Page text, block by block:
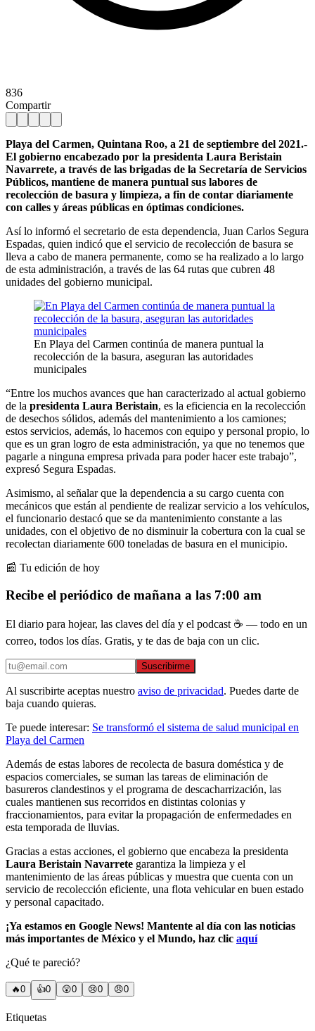
836
Compartir
Playa del Carmen, Quintana Roo, a 21 de septiembre del 2021.-
El gobierno encabezado por la presidenta Laura Beristain
Navarrete, a través de las brigadas de la Secretaría de Servicios
Públicos, mantiene de manera puntual sus labores de
recolección de basura y limpieza, a fin de contar diariamente
con calles y áreas públicas en óptimas condiciones.
Así lo informó el secretario de esta dependencia, Juan Carlos Segura
Espadas, quien indicó que el servicio de recolección de basura se
lleva a cabo de manera permanente, como se ha realizado a lo largo
de esta administración, a través de las 64 rutas que cubren 48
unidades del gobierno municipal.
En Playa del Carmen continúa de manera puntual la
recolección de la basura, aseguran las autoridades
municipales
“Entre los muchos avances que han caracterizado al actual gobierno
de la presidenta Laura Beristain, es la eficiencia en la recolección
de desechos sólidos, además del mantenimiento a los camiones;
estos servicios, además, lo hacemos con equipo y personal propio, lo
que es un gran logro de esta administración, ya que no tenemos que
pagarle a ninguna empresa privada para poder hacer este trabajo”,
expresó Segura Espadas.
Asimismo, al señalar que la dependencia a su cargo cuenta con
mecánicos que están al pendiente de realizar servicio a los vehículos,
el funcionario destacó que se da mantenimiento constante a las
unidades, con el objetivo de no disminuir la cobertura con la cual se
recolectan diariamente 600 toneladas de basura en el municipio.
📰 Tu edición de hoy
Recibe el periódico de mañana a las 7:00 am
El diario para hojear, las claves del día y el podcast ☕ — todo en un
correo, todos los días. Gratis, y te das de baja con un clic.
Suscribirme
Al suscribirte aceptas nuestro aviso de privacidad. Puedes darte de
baja cuando quieras.
Te puede interesar: Se transformó el sistema de salud municipal en
Playa del Carmen
Además de estas labores de recolecta de basura doméstica y de
espacios comerciales, se suman las tareas de eliminación de
basureros clandestinos y el programa de descacharrización, las
cuales mantienen sus recorridos en distintas colonias y
fraccionamientos, para evitar la propagación de enfermedades en
esta temporada de lluvias.
Gracias a estas acciones, el gobierno que encabeza la presidenta
Laura Beristain Navarrete garantiza la limpieza y el
mantenimiento de las áreas públicas y muestra que cuenta con un
servicio de recolección eficiente, una flota vehicular en buen estado
y personal capacitado.
¡Ya estamos en Google News! Mantente al día con las noticias
más importantes de México y el Mundo, haz clic aquí
¿Qué te pareció?
🔥0 👍0 😲0 😢0 😠0
Etiquetas